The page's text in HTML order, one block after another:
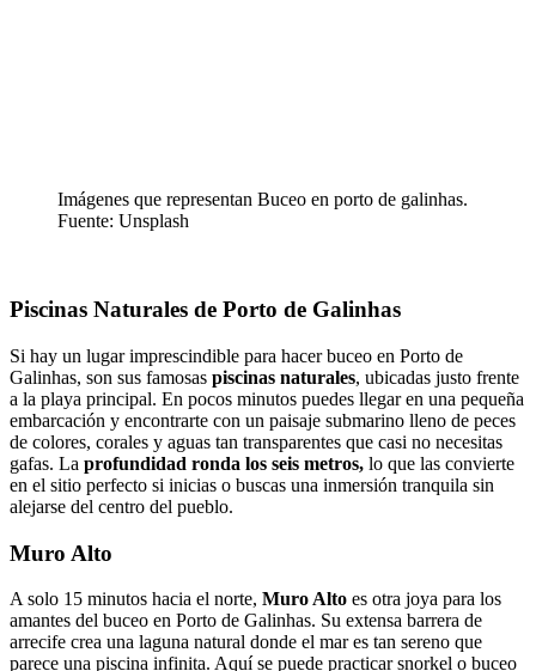
Imágenes que representan Buceo en porto de galinhas.
Fuente: Unsplash
Piscinas Naturales de Porto de Galinhas
Si hay un lugar imprescindible para hacer buceo en Porto de
Galinhas, son sus famosas piscinas naturales, ubicadas justo frente
a la playa principal. En pocos minutos puedes llegar en una pequeña
embarcación y encontrarte con un paisaje submarino lleno de peces
de colores, corales y aguas tan transparentes que casi no necesitas
gafas. La profundidad ronda los seis metros, lo que las convierte
en el sitio perfecto si inicias o buscas una inmersión tranquila sin
alejarse del centro del pueblo.
Muro Alto
A solo 15 minutos hacia el norte, Muro Alto es otra joya para los
amantes del buceo en Porto de Galinhas. Su extensa barrera de
arrecife crea una laguna natural donde el mar es tan sereno que
parece una piscina infinita. Aquí se puede practicar snorkel o buceo